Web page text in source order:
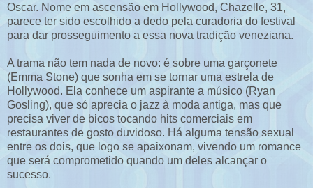
Oscar. Nome em ascensão em Hollywood, Chazelle, 31,
parece ter sido escolhido a dedo pela curadoria do festival
para dar prosseguimento a essa nova tradição veneziana.
A trama não tem nada de novo: é sobre uma garçonete
(Emma Stone) que sonha em se tornar uma estrela de
Hollywood. Ela conhece um aspirante a músico (Ryan
Gosling), que só aprecia o jazz à moda antiga, mas que
precisa viver de bicos tocando hits comerciais em
restaurantes de gosto duvidoso. Há alguma tensão sexual
entre os dois, que logo se apaixonam, vivendo um romance
que será comprometido quando um deles alcançar o
sucesso.